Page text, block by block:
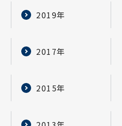
2019年
2017年
2015年